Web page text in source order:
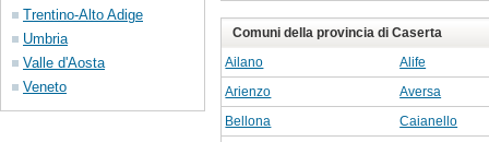
Trentino-Alto Adige
Umbria
Valle d'Aosta
Veneto
Comuni della provincia di Caserta
Ailano
Alife
Arienzo
Aversa
Bellona
Caianello